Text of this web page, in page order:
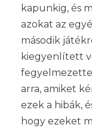
kapunkig, és
azokat az
második
kiegyenlített
arra, amiket
ezek a hibák,
hogy ezeket